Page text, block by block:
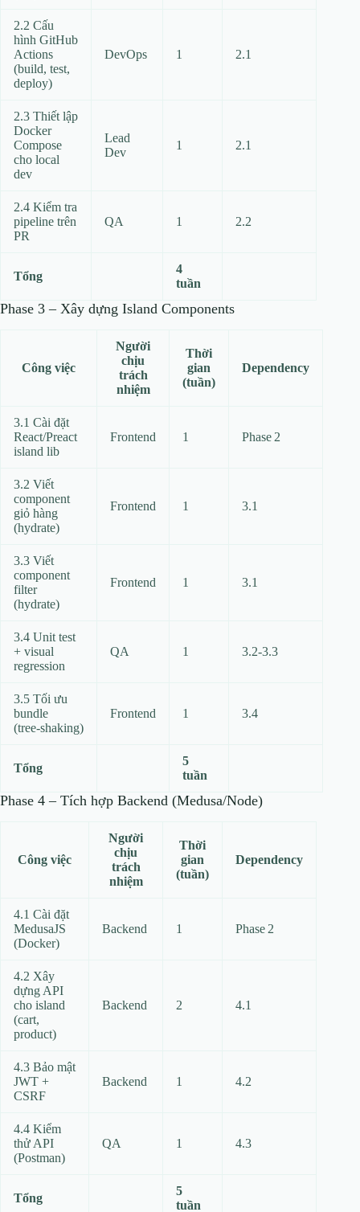
2.2 Cấu
hình GitHub
Actions
(build, test,
deploy)
DevOps 1 2.1
2.3 Thiết lập
Docker
Compose
cho local
dev
Lead
Dev
1 2.1
2.4 Kiểm tra
pipeline trên
PR
QA 1 2.2
Tổng
4
tuần
Phase 3 – Xây dựng Island Components
Công việc
Người
chịu
trách
nhiệm
Thời
gian
(tuần)
Dependency
3.1 Cài đặt
React/Preact
island lib
Frontend 1 Phase 2
3.2 Viết
component
giỏ hàng
(hydrate)
Frontend 1 3.1
3.3 Viết
component
filter
(hydrate)
Frontend 1 3.1
3.4 Unit test
+ visual
regression
QA 1 3.2‑3.3
3.5 Tối ưu
bundle
(tree‑shaking)
Frontend 1 3.4
Tổng
5
tuần
Phase 4 – Tích hợp Backend (Medusa/Node)
Công việc
Người
chịu
trách
nhiệm
Thời
gian
(tuần)
Dependency
4.1 Cài đặt
MedusaJS
(Docker)
Backend 1 Phase 2
4.2 Xây
dựng API
cho island
(cart,
product)
Backend 2 4.1
4.3 Bảo mật
JWT +
CSRF
Backend 1 4.2
4.4 Kiểm
thử API
(Postman)
QA 1 4.3
Tổng
5
tuần